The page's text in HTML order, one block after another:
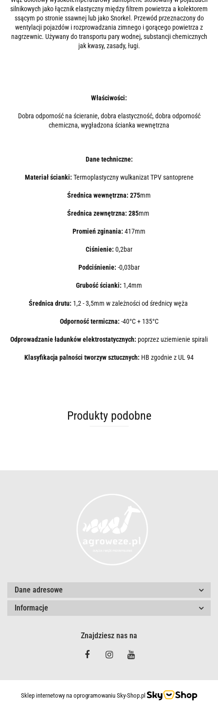
silnikowych jako łącznik elastyczny między filtrem powietrza a kolektorem
ssącym po stronie ssawnej lub jako Snorkel. Przewód przeznaczony do
wentylacji pojazdów i rozprowadzania zimnego i gorącego powietrza z
nagrzewnic. Używany do transportu pary wodnej, substancji chemicznych
jak kwasy, zasady, ługi.
Właściwości:
Dobra odporność na ścieranie, dobra elastyczność, dobra odporność
chemiczna, wygładzona ścianka wewnętrzna
Dane techniczne:
Materiał ścianki: Termoplastyczny wulkanizat TPV santoprene
Średnica wewnętrzna: 275mm
Średnica zewnętrzna: 285mm
Promień zginania: 417mm
Ciśnienie: 0,2bar
Podciśnienie: -0,03bar
Grubość ścianki: 1,4mm
Średnica drutu: 1,2 - 3,5mm w zależności od średnicy węża
Odporność termiczna: -40°C + 135°C
Odprowadzanie ładunków elektrostatycznych: poprzez uziemienie spirali
Klasyfikacja palności tworzyw sztucznych: HB zgodnie z UL 94
Produkty podobne
Dane adresowe
Informacje
Znajdziesz nas na
Sklep internetowy na oprogramowaniu Sky-Shop.pl